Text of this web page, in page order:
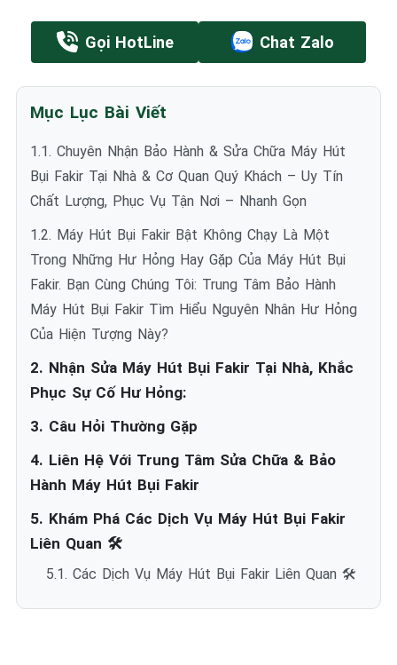
Gọi HotLine Chat Zalo
Mục Lục Bài Viết
1.1. Chuyên Nhận Bảo Hành & Sửa Chữa Máy Hút
Bụi Fakir Tại Nhà & Cơ Quan Quý Khách – Uy Tín
Chất Lượng, Phục Vụ Tận Nơi – Nhanh Gọn
1.2. Máy Hút Bụi Fakir Bật Không Chạy Là Một
Trong Những Hư Hỏng Hay Gặp Của Máy Hút Bụi
Fakir. Bạn Cùng Chúng Tôi: Trung Tâm Bảo Hành
Máy Hút Bụi Fakir Tìm Hiểu Nguyên Nhân Hư Hỏng
Của Hiện Tượng Này?
2. Nhận Sửa Máy Hút Bụi Fakir Tại Nhà, Khắc
Phục Sự Cố Hư Hỏng:
3. Câu Hỏi Thường Gặp
4. Liên Hệ Với Trung Tâm Sửa Chữa & Bảo
Hành Máy Hút Bụi Fakir
5. Khám Phá Các Dịch Vụ Máy Hút Bụi Fakir
Liên Quan 🛠️
5.1. Các Dịch Vụ Máy Hút Bụi Fakir Liên Quan 🛠️